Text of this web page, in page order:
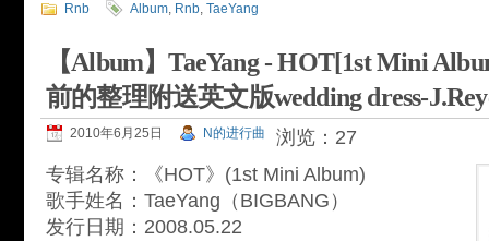
Rnb Album, Rnb, TaeYang
【Album】TaeYang - HOT[1st Mini
前的整理附送英文版wedding dress-
2010年6月25日 N的进行曲
浏览：27
专辑名称：《HOT》(1st Mini Album)
歌手姓名：TaeYang（BIGBANG）
发行日期：2008.05.22